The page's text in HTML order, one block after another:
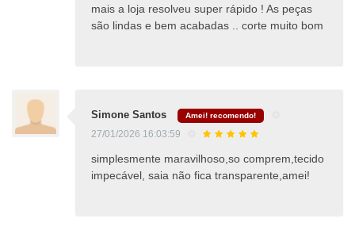
mais a loja resolveu super rápido ! As peças
são lindas e bem acabadas .. corte muito bom
Simone Santos Amei! recomendo!
27/01/2026 16:03:59
simplesmente maravilhoso,so comprem,tecido
impecável, saia não fica transparente,amei!